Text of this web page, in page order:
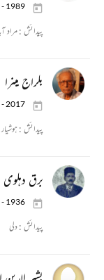
1989
پیدائش :مراد
بلراج مینرا
2017
پیدائش :
برق دہلوی
1936
پیدائش :دلی